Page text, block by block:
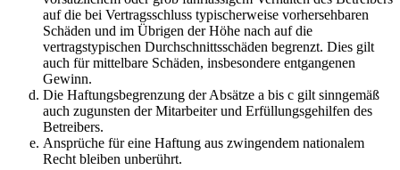
auf die bei Vertragsschluss typischerweise vorhersehbaren
Schäden und im Übrigen der Höhe nach auf die
vertragstypischen Durchschnittsschäden begrenzt. Dies gilt
auch für mittelbare Schäden, insbesondere entgangenen
Gewinn.
Die Haftungsbegrenzung der Absätze a bis c gilt sinngemäß
auch zugunsten der Mitarbeiter und Erfüllungsgehilfen des
Betreibers.
Ansprüche für eine Haftung aus zwingendem nationalem
Recht bleiben unberührt.